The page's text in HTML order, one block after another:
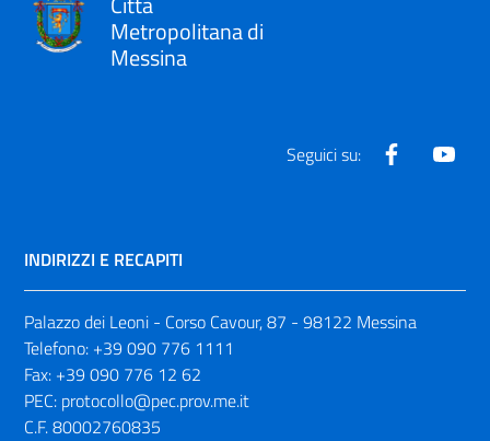
Metropolitana di
Messina
Seguici su: Facebook
INDIRIZZI E RECAPITI
Palazzo dei Leoni - Corso Cavour, 87 - 98122 Messina
Telefono: +39 090 776 1111
Fax: +39 090 776 12 62
PEC: protocollo@pec.prov.me.it
C.F. 80002760835